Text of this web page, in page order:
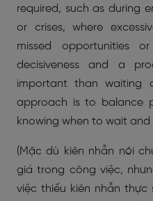
required, such as during
or crises, where
missed opportunities
decisiveness and a
important than waiting
approach is to balance
knowing when to wait
(Mặc dù kiên nhẫn nói
giá trong công việc,
việc thiếu kiên nhẫn thực